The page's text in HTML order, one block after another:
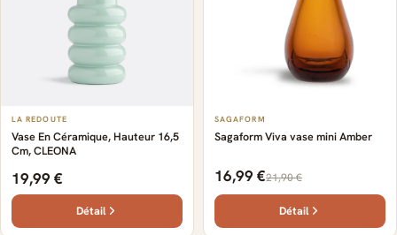
LA REDOUTE
Vase En Céramique, Hauteur 16,5
Cm, CLEONA
19,99 €
Détail
SAGAFORM
Sagaform Viva vase mini Amber
16,99 €21,90 €
Détail